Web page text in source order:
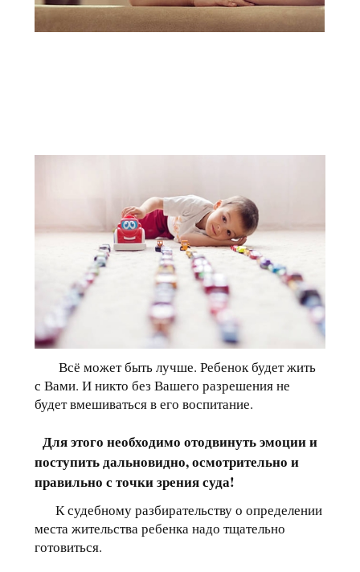
Всё может быть лучше. Ребенок будет жить
с Вами. И никто без Вашего разрешения не
будет вмешиваться в его воспитание.
Для этого необходимо отодвинуть эмоции и
поступить дальновидно, осмотрительно и
правильно с точки зрения суда!
К судебному разбирательству о определении
места жительства ребенка надо тщательно
готовиться.